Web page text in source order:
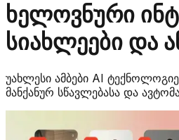
ხელოვნური
სიახლეები და
უახლესი ამბები AI
მანქანურ სწავლებასა და